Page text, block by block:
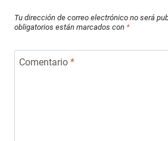
Tu dirección de correo electrónico no será
obligatorios están marcados con *
Comentario *